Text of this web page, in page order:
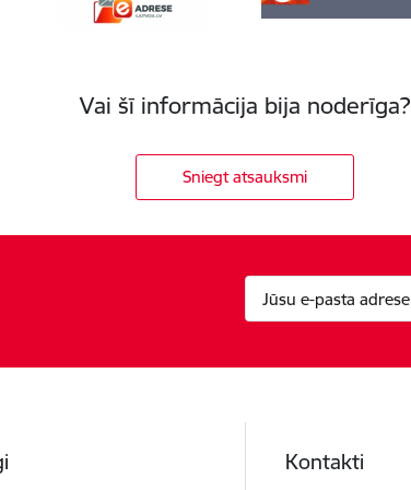
Vai šī informācija bija noderīga?
Sniegt atsauksmi
Kontakti